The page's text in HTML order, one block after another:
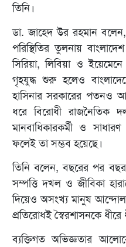
তিনি।
ডা. জাহেদ উর রহমান বলেন,
পরিস্থিতির তুলনায়
সিরিয়া, লিবিয়া ও
গৃহযুদ্ধ শুরু হলেও
হাসিনার সরকারের পতনও
ধরে বিরোধী রাজনৈতিক
মানবাধিকারকর্মী ও
ফলেই তা সম্ভব হয়েছে।
তিনি বলেন, বছরের পর বছর
সম্পত্তি দখল ও জীবিকা
দিয়েও অসংখ্য মানুষ
প্রতিরোধই স্বৈরশাসনকে ধীরে
ব্যক্তিগত অভিজ্ঞতার